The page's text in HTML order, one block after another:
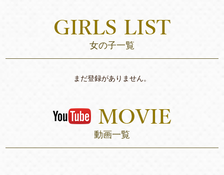
女の子一覧
まだ登録がありません。
動画一覧